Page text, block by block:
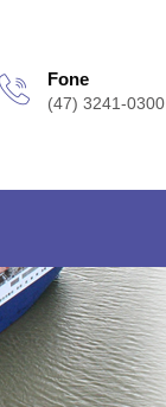
Fone
(47) 3241-0300